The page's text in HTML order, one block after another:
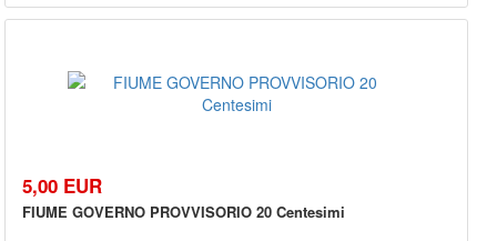
5,00 EUR
FIUME GOVERNO PROVVISORIO 20 Centesimi